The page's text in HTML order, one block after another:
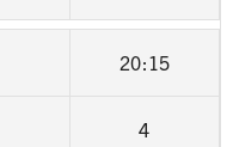
20:15
4